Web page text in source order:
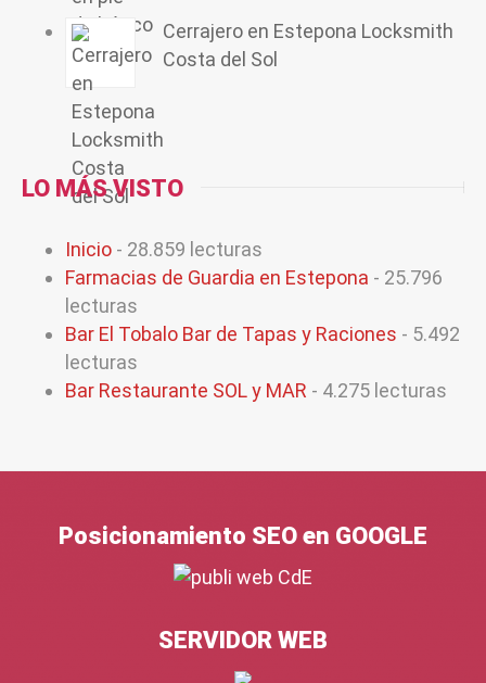
Cerrajero en Estepona Locksmith
Costa del Sol
LO MÁS VISTO
Inicio - 28.859 lecturas
Farmacias de Guardia en Estepona - 25.796
lecturas
Bar El Tobalo Bar de Tapas y Raciones - 5.492
lecturas
Bar Restaurante SOL y MAR - 4.275 lecturas
Posicionamiento SEO en GOOGLE
SERVIDOR WEB